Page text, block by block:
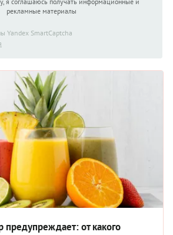
рекламные материалы
Yandex SmartCaptcha
предупреждает: от какого